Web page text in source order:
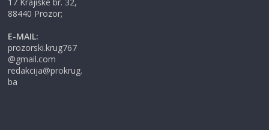
88440 Prozor;
E-MAIL:
prozorski.krug767
@gmail.com
redakcija@prokrug.
ba